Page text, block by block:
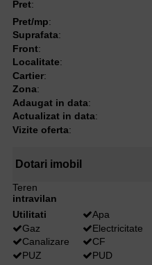
Pret:
Pret/mp:
Suprafata:
Front:
Localitate:
Cartier:
Zona:
Adaugat in data:
Actualizat in data:
Vizite oferta:
Dotari imobil
Teren
intravilan
Utilitati
Apa
Gaz
Electricitate
Canalizare
CF
PUZ
PUD